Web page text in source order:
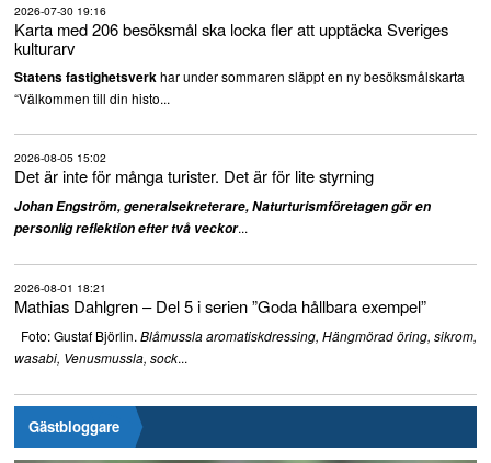
2026-07-30 19:16
Karta med 206 besöksmål ska locka fler att upptäcka Sveriges
kulturarv
Statens fastighetsverkhar under sommaren släppt en ny besöksmålskarta
“Välkommen till din histo...
2026-08-05 15:02
Det är inte för många turister. Det är för lite styrning
Johan Engström, generalsekreterare, Naturturismföretagen gör en
personlig reflektion efter två veckor...
2026-08-01 18:21
Mathias Dahlgren – Del 5 i serien ”Goda hållbara exempel”
Foto: Gustaf Björlin. Blåmussla aromatiskdressing, Hängmörad öring, sikrom,
wasabi, Venusmussla, sock...
Gästbloggare